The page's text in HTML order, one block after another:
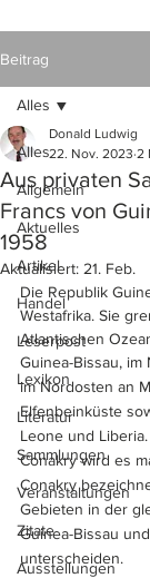
Beitrag
Alles
Allgemein
Aktuelles
Artikel
Handel
Leserpost
Lexikon
Literatur
Sammlungen
Veranstaltungen
Zitate
Ausstellungen
Alles
Aus privaten
Francs von
1958
Donald Ludwig
22. Nov. 2023 2
Aktualisiert: 21. Feb.
Die Republik
Westafrika. Sie
Atlantischen
Guinea-Bissau, im
im Nordosten an
Elfenbeinküste
Leone und
Conakry wird es
Conakry
Gebieten in der
Guinea-Bissau
unterscheiden.